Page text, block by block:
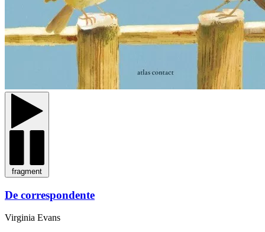
fragment
De correspondente
Virginia Evans